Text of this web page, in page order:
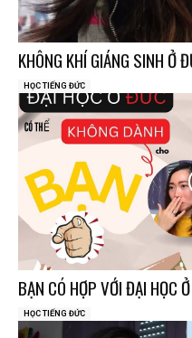
KHÔNG KHÍ GIÁNG SINH Ở
HỌC TIẾNG ĐỨC
BẠN CÓ HỢP VỚI ĐẠI HỌC
HỌC TIẾNG ĐỨC